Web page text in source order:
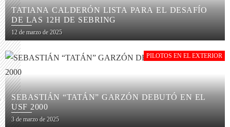
TATIANA CALDERÓN LISTA PARA EL DESAFÍO
DE LAS 12H DE SEBRING
12 de marzo de 2025
PILOTOS EN EL EXTERIOR
SEBASTIÁN “TATÁN” GARZÓN DEBUTÓ EN EL
USF 2000
3 de marzo de 2025